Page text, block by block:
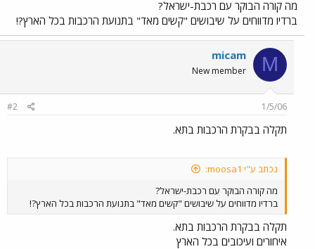
מה קורה הבוקר עם רכבת-ישראל?
ברדיו מדווחים על שיבושים "קשים מאד" בתנועת הרכבות בכל הארץ?!
M
micam
New member
1/5/06
#2
תקלה בבקרת הרכבות בתא.
נכתב ע"י moosa1:
מה קורה הבוקר עם רכבת-ישראל?
ברדיו מדווחים על שיבושים "קשים מאד" בתנועת הרכבות בכל הארץ?!
תקלה בבקרת הרכבות בתא.
איחורים ועיכובים בכל הארץ